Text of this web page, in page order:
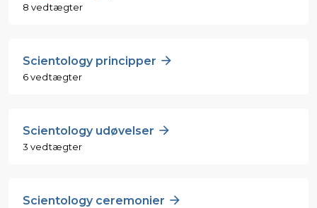
8 vedtægter
Scientology principper
6 vedtægter
Scientology udøvelser
3 vedtægter
Scientology ceremonier